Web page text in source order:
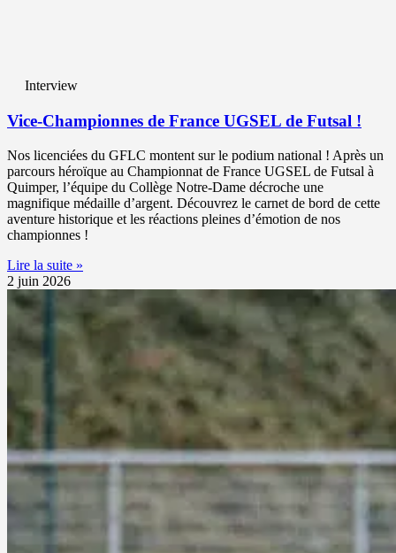
Interview
Vice-Championnes de France UGSEL de Futsal !
Nos licenciées du GFLC montent sur le podium national ! Après un
parcours héroïque au Championnat de France UGSEL de Futsal à
Quimper, l’équipe du Collège Notre-Dame décroche une
magnifique médaille d’argent. Découvrez le carnet de bord de cette
aventure historique et les réactions pleines d’émotion de nos
championnes !
Lire la suite »
2 juin 2026